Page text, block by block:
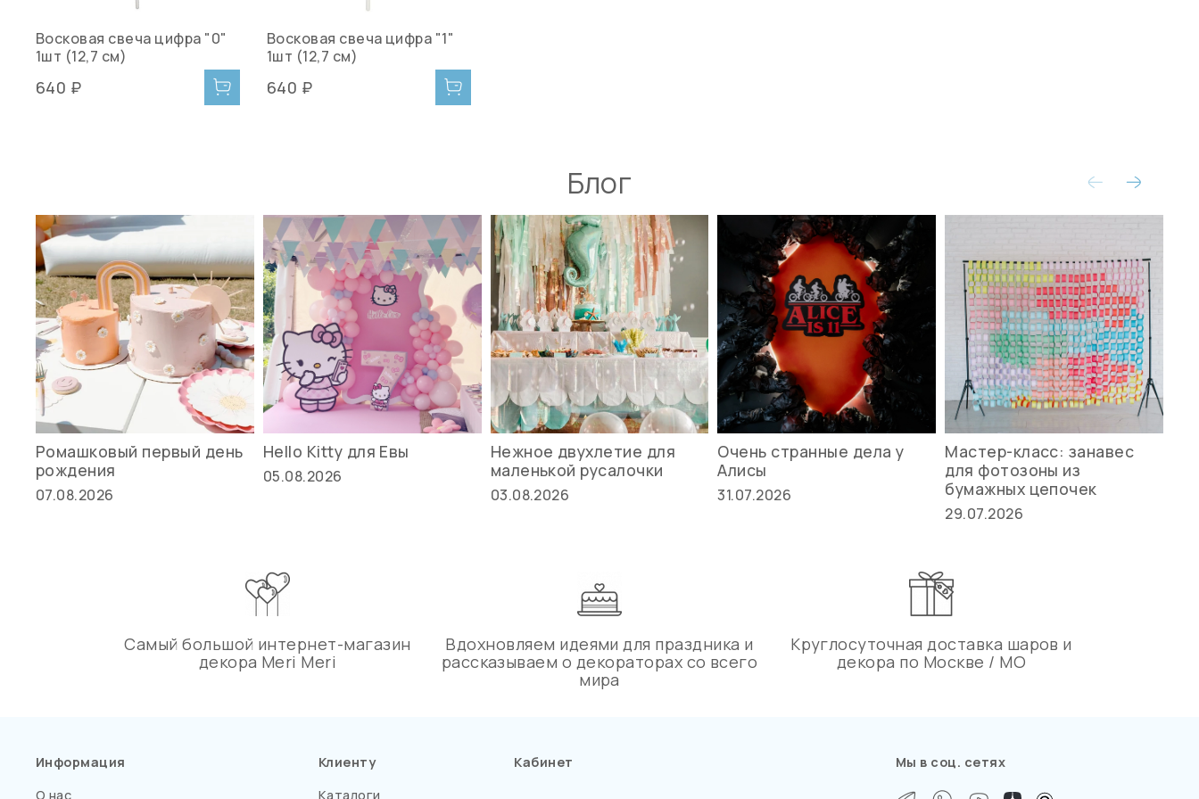
Восковая свеча цифра "0"
1шт (12,7 см)
640 ₽
Восковая свеча цифра "1"
1шт (12,7 см)
640 ₽
Блог
Ромашковый первый день
рождения
07.08.2026
Hello Kitty для Евы
05.08.2026
Нежное двухлетие для
маленькой русалочки
03.08.2026
Очень странные дела у
Алисы
31.07.2026
Мастер-класс: занавес
для фотозоны из
бумажных цепочек
29.07.2026
Самый большой интернет-магазин
декора Meri Meri
Вдохновляем идеями для праздника и
рассказываем о декораторах со всего
мира
Круглосуточная доставка шаров и
декора по Москве / МО
Информация
О нас
Клиенту
Каталоги
Кабинет Мы в соц. сетях